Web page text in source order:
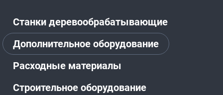
Станки деревообрабатывающие
Дополнительное оборудование
Расходные материалы
Строительное оборудование